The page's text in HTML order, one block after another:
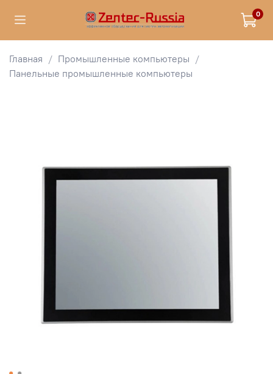
0
Главная
Промышленные компьютеры
Панельные промышленные компьютеры